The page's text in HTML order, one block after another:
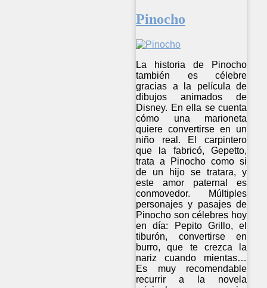
Pinocho
La historia de Pinocho
también es célebre
gracias a la película de
dibujos animados de
Disney. En ella se cuenta
cómo una marioneta
quiere convertirse en un
niño real. El carpintero
que la fabricó, Gepetto,
trata a Pinocho como si
de un hijo se tratara, y
este amor paternal es
conmovedor. Múltiples
personajes y pasajes de
Pinocho son célebres hoy
en día: Pepito Grillo, el
tiburón, convertirse en
burro, que te crezca la
nariz cuando mientas…
Es muy recomendable
recurrir a la novela